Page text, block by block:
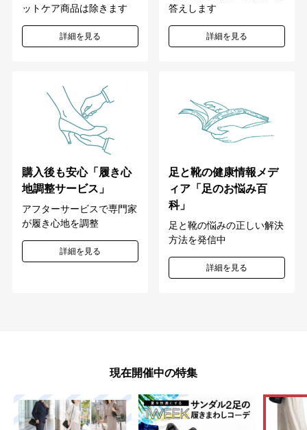
ットケア商品は除きます
詳細を見る
答えします
詳細を見る
購入後も安心「履き心
地調整サービス」
アフターサービスで専門家
が履き心地を調整
詳細を見る
足と靴の健康情報メデ
ィア「足のお悩み百
科」
足と靴の悩みの正しい解決
方法を発信中
詳細を見る
現在開催中の特集